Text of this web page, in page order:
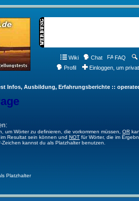
Wiki Chat FAQ
Profil
Einloggen, um
Infos, Ausbildung, Erfahrungsberichte ::
um Wörter zu definieren, die vorkommen müssen, OR
Resultat sein können und NOT für Wörter, die im
Zeichen kannst du als Platzhalter benutzen.
Platzhalter